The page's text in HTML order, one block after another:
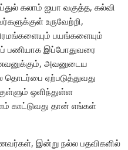
கலாம் ஐயா வகுத்த, கல்வி
உருவேற்றி,
பயங்களையும்
பணியாக இப்போதுவரை
அவனுடைய
ஏற்படுத்துவது
ஒளிந்துள்ள
காட்டுவது தான் எங்கள்
இன்று நல்ல பதவிகளில்